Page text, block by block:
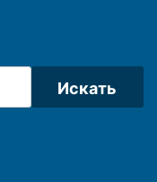
Искать